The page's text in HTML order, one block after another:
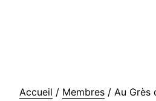
Accueil / Membres / Au Grès